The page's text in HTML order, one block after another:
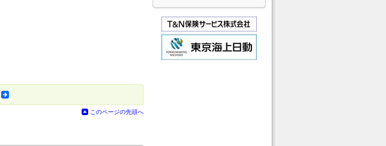
このページの先頭へ